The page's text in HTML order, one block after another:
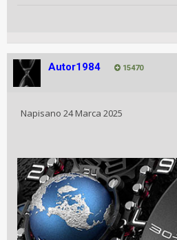
Autor1984 15470
Napisano 24 Marca 2025